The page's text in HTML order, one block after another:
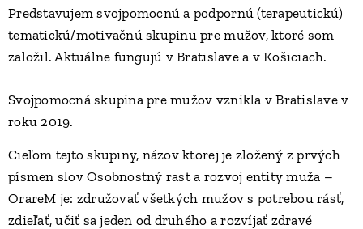
Predstavujem svojpomocnú a podpornú (terapeutickú)
tematickú/motivačnú skupinu pre mužov, ktoré som
založil. Aktuálne fungujú v Bratislave a v Košiciach.
Svojpomocná skupina pre mužov vznikla v Bratislave v
roku 2019.
Cieľom tejto skupiny, názov ktorej je zložený z prvých
písmen slov Osobnostný rast a rozvoj entity muža –
OrareM je: združovať všetkých mužov s potrebou rásť,
zdieľať, učiť sa jeden od druhého a rozvíjať zdravé